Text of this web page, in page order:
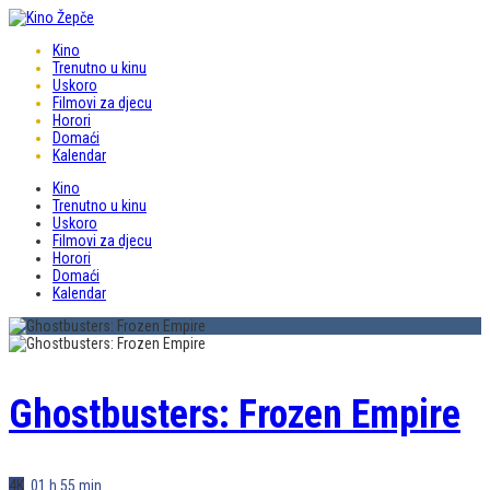
Kino
Trenutno u kinu
Uskoro
Filmovi za djecu
Horori
Domaći
Kalendar
Kino
Trenutno u kinu
Uskoro
Filmovi za djecu
Horori
Domaći
Kalendar
Ghostbusters: Frozen Empire
4K 01 h 55 min